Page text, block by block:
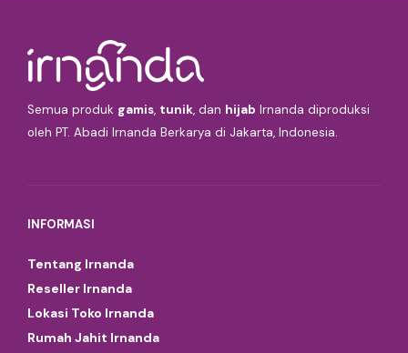
Semua produk gamis, tunik, dan hijab Irnanda diproduksi
oleh PT. Abadi Irnanda Berkarya di Jakarta, Indonesia.
INFORMASI
Tentang Irnanda
Reseller Irnanda
Lokasi Toko Irnanda
Rumah Jahit Irnanda